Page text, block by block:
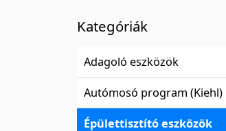
Kategóriák
Adagoló eszközök
Autómosó program (Kiehl)
Épülettisztító eszközök